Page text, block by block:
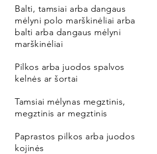
Balti, tamsiai arba dangaus
mėlyni polo marškinėliai arba
balti arba dangaus mėlyni
marškinėliai
Pilkos arba juodos spalvos
kelnės ar šortai
Tamsiai mėlynas megztinis,
megztinis ar megztinis
Paprastos pilkos arba juodos
kojinės